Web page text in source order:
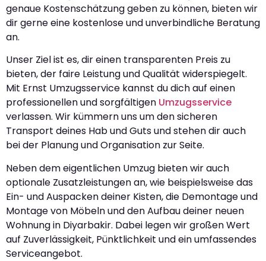
genaue Kostenschätzung geben zu können, bieten wir
dir gerne eine kostenlose und unverbindliche Beratung
an.
Unser Ziel ist es, dir einen transparenten Preis zu
bieten, der faire Leistung und Qualität widerspiegelt.
Mit Ernst Umzugsservice kannst du dich auf einen
professionellen und sorgfältigen Umzugsservice
verlassen. Wir kümmern uns um den sicheren
Transport deines Hab und Guts und stehen dir auch
bei der Planung und Organisation zur Seite.
Neben dem eigentlichen Umzug bieten wir auch
optionale Zusatzleistungen an, wie beispielsweise das
Ein- und Auspacken deiner Kisten, die Demontage und
Montage von Möbeln und den Aufbau deiner neuen
Wohnung in Diyarbakir. Dabei legen wir großen Wert
auf Zuverlässigkeit, Pünktlichkeit und ein umfassendes
Serviceangebot.